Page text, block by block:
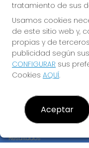
Imagen anterior
ADMINISTRACIÓN EL
¿Quiénes somos?
Resultados
tratamiento de sus
Usamos cookies
de este sitio web y,
propias y de
publicidad según
CONFIGURAR sus
Cookies AQUÍ.
Aceptar